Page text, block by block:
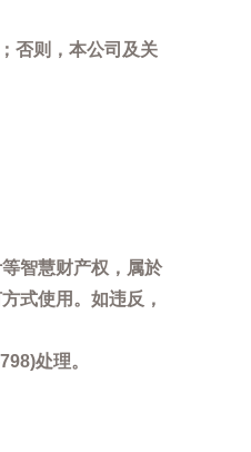
否则，本公司及关
智慧财产权，属於
式使用。如违反，
处理。